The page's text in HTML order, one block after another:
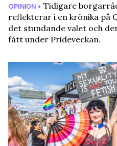
OPINION • Tidigare
reflekterar i en krönika på
det stundande valet och
fått under Prideveckan.